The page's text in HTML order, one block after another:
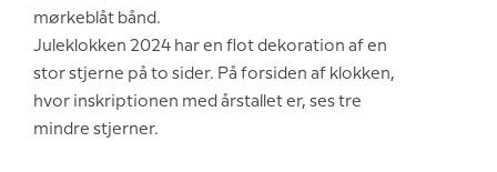
mørkeblåt bånd.
Juleklokken 2024 har en flot dekoration af en
stor stjerne på to sider. På forsiden af klokken,
hvor inskriptionen med årstallet er, ses tre
mindre stjerner.